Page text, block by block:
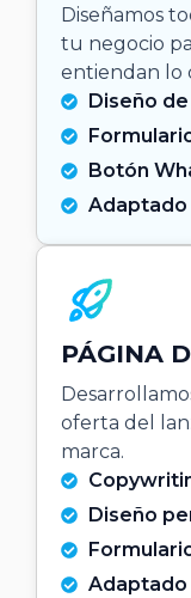
Diseñamos
tu negocio
entiendan lo
Diseño
Botón
Adaptado
PÁGINA
oferta del
marca.
Diseño
Adaptado